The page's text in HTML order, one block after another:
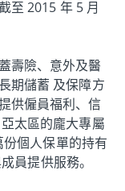
至 2015 年 5 月
壽險、意外及醫
期儲蓄 及保障方
供僱員福利、信
太區的龐大專屬
個人保單的持有
員提供服務。